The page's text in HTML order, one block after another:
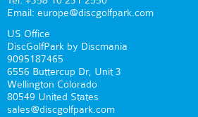
Email: europe@discgolfpark.com
US Office
DiscGolfPark by Discmania
9095187465
6556 Buttercup Dr, Unit 3
Wellington Colorado
80549 United States
sales@discgolfpark.com